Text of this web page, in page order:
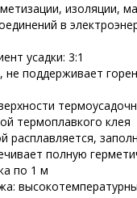
изоляции,
в
усадки: 3:1
поддерживает
термоплавкого клея
расплавляется,
полную
по 1 м